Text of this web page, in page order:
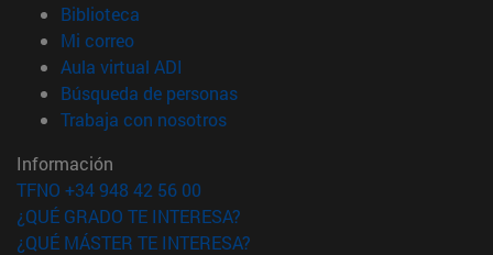
Biblioteca
Mi correo(abre en nueva ventana)
Aula virtual ADI
Búsqueda de personas(abre en nueva ventana)
Trabaja con nosotros(abre en nueva ventana)
Información
TFNO +34 948 42 56 00
¿QUÉ GRADO TE INTERESA?
¿QUÉ MÁSTER TE INTERESA?